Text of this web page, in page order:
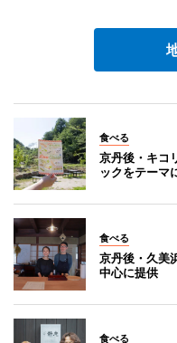
食べる
京丹後・キコ
ックをテーマ
食べる
京丹後・久美
中心に提供
食べる